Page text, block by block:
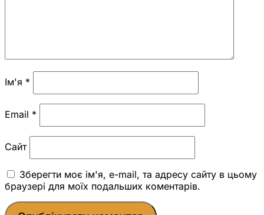
Ім'я *
Email *
Сайт
Зберегти моє ім'я, e-mail, та адресу сайту в цьому
браузері для моїх подальших коментарів.